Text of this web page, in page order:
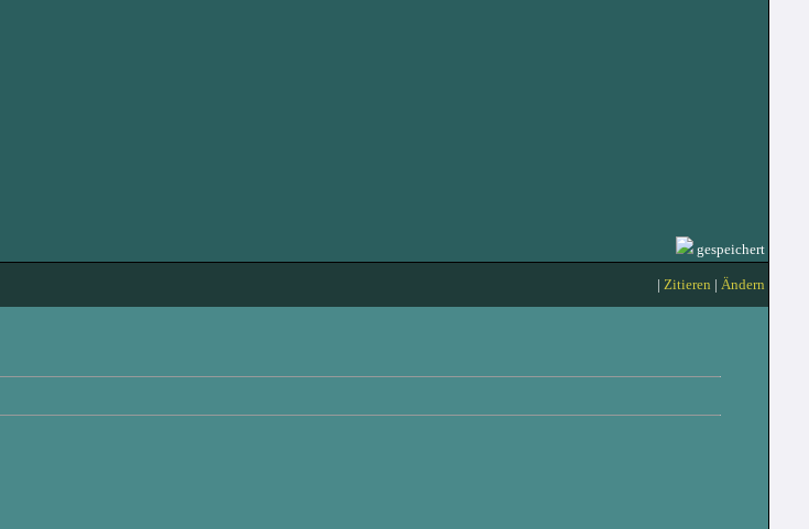
gespeichert
| Zitieren | Ändern